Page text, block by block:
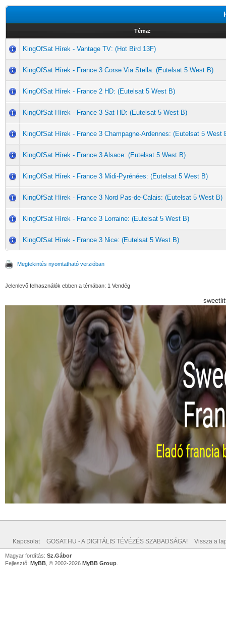
Téma:
KingOfSat Hírek - Vantage TV: (Hot Bird 13F)
KingOfSat Hírek - France 3 Corse Via Stella: (Eutelsat 5 West B)
KingOfSat Hírek - France 2 HD: (Eutelsat 5 West B)
KingOfSat Hírek - France 3 Sat HD: (Eutelsat 5 West B)
KingOfSat Hírek - France 3 Champagne-Ardennes: (Eutelsat 5 West
KingOfSat Hírek - France 3 Alsace: (Eutelsat 5 West B)
KingOfSat Hírek - France 3 Midi-Pyrénées: (Eutelsat 5 West B)
KingOfSat Hírek - France 3 Nord Pas-de-Calais: (Eutelsat 5 West B)
KingOfSat Hírek - France 3 Lorraine: (Eutelsat 5 West B)
KingOfSat Hírek - France 3 Nice: (Eutelsat 5 West B)
Megtekintés nyomtatható verzióban
Jelenlevő felhasználók ebben a témában: 1 Vendég
Kapcsolat GOSAT.HU - A DIGITÁLIS TÉVÉZÉS SZABADSÁGA! Vissza a
Magyar fordítás: Sz.Gábor
Fejlesztő: MyBB , © 2002-2026 MyBB Group